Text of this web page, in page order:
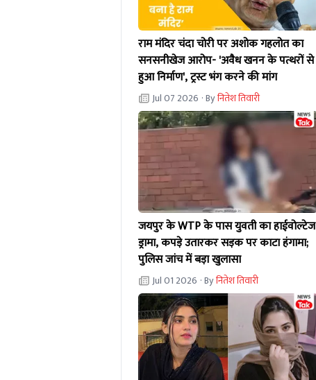
राम मंदिर चंदा चोरी पर अशोक गहलोत का
सनसनीखेज आरोप- 'अवैध खनन के पत्थरों से
हुआ निर्माण', ट्रस्ट भंग करने की मांग
Jul 07 2026 · Byनितेश तिवारी
जयपुर के WTP के पास युवती का हाईवोल्टेज
ड्रामा, कपड़े उतारकर सड़क पर काटा हंगामा;
पुलिस जांच में बड़ा खुलासा
Jul 01 2026 · Byनितेश तिवारी